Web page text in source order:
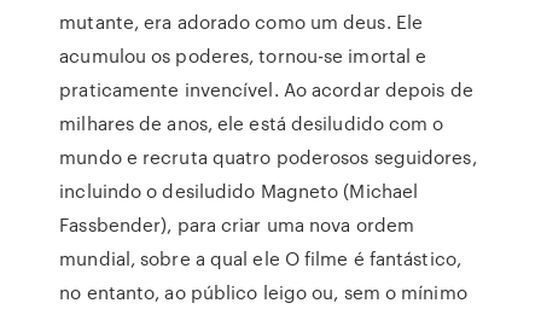
mutante, era adorado como um deus. Ele
acumulou os poderes, tornou-se imortal e
praticamente invencível. Ao acordar depois de
milhares de anos, ele está desiludido com o
mundo e recruta quatro poderosos seguidores,
incluindo o desiludido Magneto (Michael
Fassbender), para criar uma nova ordem
mundial, sobre a qual ele O filme é fantástico,
no entanto, ao público leigo ou, sem o mínimo